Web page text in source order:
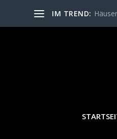
IM TREND: